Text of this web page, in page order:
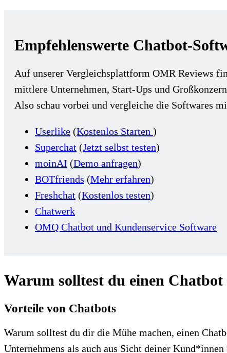
Empfehlenswerte Chatbot-
Auf unserer Vergleichsplattform OMR Reviews
mittlere Unternehmen, Start-Ups und
Also schau vorbei und vergleiche die Softwares
Userlike (Kostenlos Starten )
Superchat (Jetzt selbst testen)
moinAI (Demo anfragen)
BOTfriends (Mehr erfahren)
Freshchat (Kostenlos testen)
Chatwerk
OMQ Chatbot und Kundenservice Software
Warum solltest du einen
Vorteile von Chatbots
Warum solltest du dir die Mühe machen, einen
Unternehmens als auch aus Sicht deiner